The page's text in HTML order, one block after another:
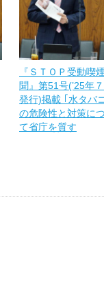
『ＳＴＯＰ受動喫
聞』第51号(’25年
発行)掲載 ｢水タバ
の危険性と対策に
て省庁を質す